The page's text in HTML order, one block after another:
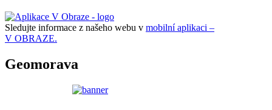
Sledujte informace z našeho webu v mobilní aplikaci –
V OBRAZE.
Geomorava